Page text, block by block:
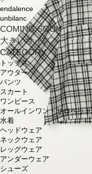
endalence
unbilanc
COMING SOON
大きいサイズ
CATEGORY
トップス
アウター
パンツ
スカート
ワンピース
オールインワン・サロペット
水着
ヘッドウェア
ネックウェア
レッグウェア
アンダーウェア
シューズ